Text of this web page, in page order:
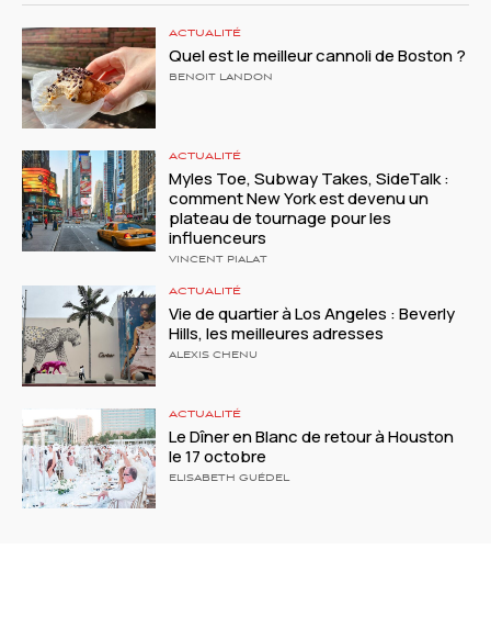
ACTUALITÉ
Quel est le meilleur cannoli de Boston ?
BENOIT LANDON
ACTUALITÉ
Myles Toe, Subway Takes, SideTalk :
comment New York est devenu un
plateau de tournage pour les
influenceurs
VINCENT PIALAT
ACTUALITÉ
Vie de quartier à Los Angeles : Beverly
Hills, les meilleures adresses
ALEXIS CHENU
ACTUALITÉ
Le Dîner en Blanc de retour à Houston
le 17 octobre
ELISABETH GUÉDEL